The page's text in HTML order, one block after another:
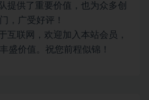
提供了重要价值，也为众多创
，广受好评！
互联网，欢迎加入本站会员，
盛价值。祝您前程似锦！